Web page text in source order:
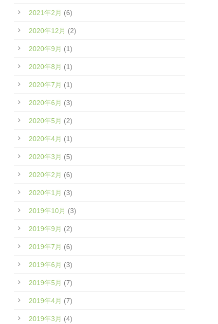
2021年2月 (6)
2020年12月 (2)
2020年9月 (1)
2020年8月 (1)
2020年7月 (1)
2020年6月 (3)
2020年5月 (2)
2020年4月 (1)
2020年3月 (5)
2020年2月 (6)
2020年1月 (3)
2019年10月 (3)
2019年9月 (2)
2019年7月 (6)
2019年6月 (3)
2019年5月 (7)
2019年4月 (7)
2019年3月 (4)